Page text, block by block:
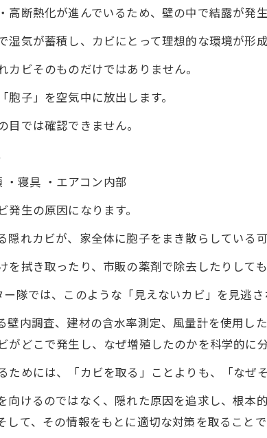
高断熱化が進んでいるため、壁の中で結露が発
湿気が蓄積し、カビにとって理想的な環境が形
ビそのものだけではありません。
子」を空気中に放出します。
では確認できません。
・寝具 ・エアコン内部
生の原因になります。
隠れカビが、家全体に胞子をまき散らしている可
を拭き取ったり、市販の薬剤で除去したりして
隊では、このような「見えないカビ」を見逃
壁内調査、建材の含水率測定、風量計を使用
がどこで発生し、なぜ増殖したのかを科学的に分
ためには、「カビを取る」ことよりも、「なぜ
向けるのではなく、隠れた原因を追求し、根
して、その情報をもとに適切な対策を取るこ